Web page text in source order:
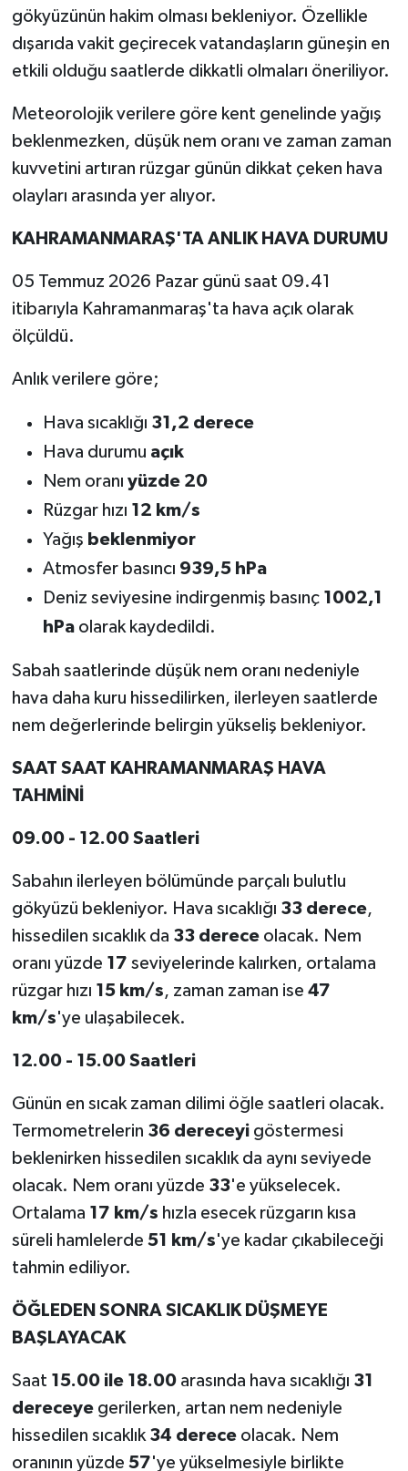
gökyüzünün hakim olması bekleniyor. Özellikle
dışarıda vakit geçirecek vatandaşların güneşin en
etkili olduğu saatlerde dikkatli olmaları öneriliyor.
Meteorolojik verilere göre kent genelinde yağış
beklenmezken, düşük nem oranı ve zaman zaman
kuvvetini artıran rüzgar günün dikkat çeken hava
olayları arasında yer alıyor.
KAHRAMANMARAŞ'TA ANLIK HAVA DURUMU
05 Temmuz 2026 Pazar günü saat 09.41
itibarıyla Kahramanmaraş'ta hava açık olarak
ölçüldü.
Anlık verilere göre;
Hava sıcaklığı 31,2 derece
Hava durumu açık
Nem oranı yüzde 20
Rüzgar hızı 12 km/s
Yağış beklenmiyor
Atmosfer basıncı 939,5 hPa
Deniz seviyesine indirgenmiş basınç 1002,1
hPaolarak kaydedildi.
Sabah saatlerinde düşük nem oranı nedeniyle
hava daha kuru hissedilirken, ilerleyen saatlerde
nem değerlerinde belirgin yükseliş bekleniyor.
SAAT SAAT KAHRAMANMARAŞ HAVA
TAHMİNİ
09.00 - 12.00 Saatleri
Sabahın ilerleyen bölümünde parçalı bulutlu
gökyüzü bekleniyor. Hava sıcaklığı 33 derece,
hissedilen sıcaklık da 33 dereceolacak. Nem
oranı yüzde 17 seviyelerinde kalırken, ortalama
rüzgar hızı 15 km/s, zaman zaman ise 47
km/s'ye ulaşabilecek.
12.00 - 15.00 Saatleri
Günün en sıcak zaman dilimi öğle saatleri olacak.
Termometrelerin 36 dereceyigöstermesi
beklenirken hissedilen sıcaklık da aynı seviyede
olacak. Nem oranı yüzde 33'e yükselecek.
Ortalama 17 km/s hızla esecek rüzgarın kısa
süreli hamlelerde 51 km/s'ye kadar çıkabileceği
tahmin ediliyor.
ÖĞLEDEN SONRA SICAKLIK DÜŞMEYE
BAŞLAYACAK
Saat 15.00 ile 18.00arasında hava sıcaklığı 31
dereceyegerilerken, artan nem nedeniyle
hissedilen sıcaklık 34 dereceolacak. Nem
oranının yüzde 57'ye yükselmesiyle birlikte